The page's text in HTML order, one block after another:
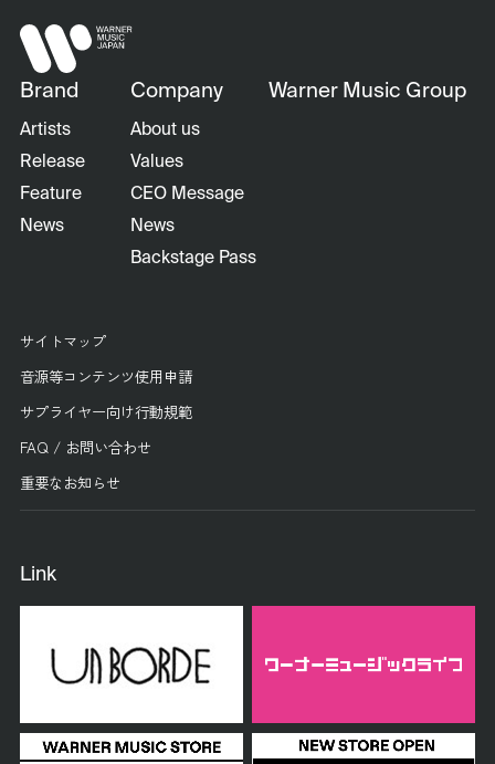
Brand
Artists
Release
Feature
News
Company
About us
Values
CEO Message
News
Backstage Pass
Warner Music Group
サイトマップ
音源等コンテンツ使用申請
サプライヤー向け行動規範
FAQ / お問い合わせ
重要なお知らせ
Link